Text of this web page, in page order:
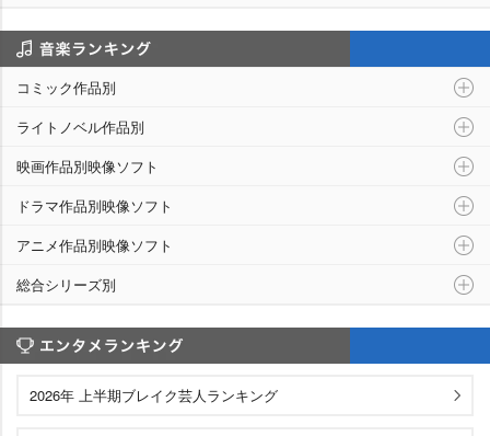
コミック作品別
ライトノベル作品別
映画作品別映像ソフト
ドラマ作品別映像ソフト
アニメ作品別映像ソフト
総合シリーズ別
2026年 上半期ブレイク芸人ランキング